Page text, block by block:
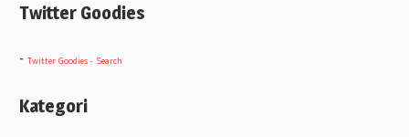
Twitter Goodies
-Twitter Goodies - Search
Kategori